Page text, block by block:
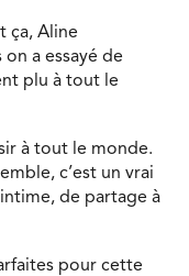
ça, Aline
on a essayé de
plu à tout le
à tout le monde.
c’est un vrai
de partage à
pour cette